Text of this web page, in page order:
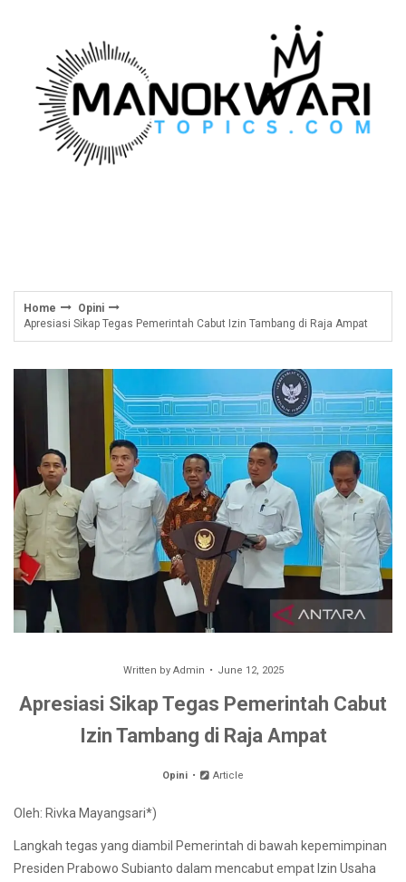
Home
Opini
Apresiasi Sikap Tegas Pemerintah Cabut Izin Tambang di Raja Ampat
Written by Admin June 12, 2025
Apresiasi Sikap Tegas Pemerintah Cabut
Izin Tambang di Raja Ampat
Opini Article
Oleh: Rivka Mayangsari*)
Langkah tegas yang diambil Pemerintah di bawah kepemimpinan
Presiden Prabowo Subianto dalam mencabut empat Izin Usaha